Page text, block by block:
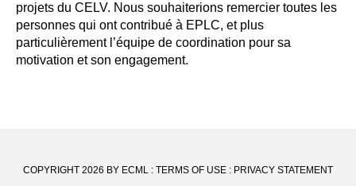
projets du CELV. Nous souhaiterions remercier toutes les
personnes qui ont contribué à EPLC, et plus
particulièrement l’équipe de coordination pour sa
motivation et son engagement.
COPYRIGHT 2026 BY ECML : TERMS OF USE : PRIVACY STATEMENT